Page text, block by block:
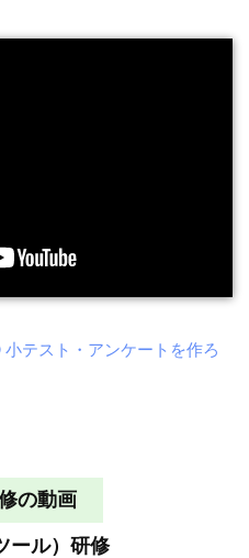
テスト・アンケートを作ろ
の動画
ール）研修